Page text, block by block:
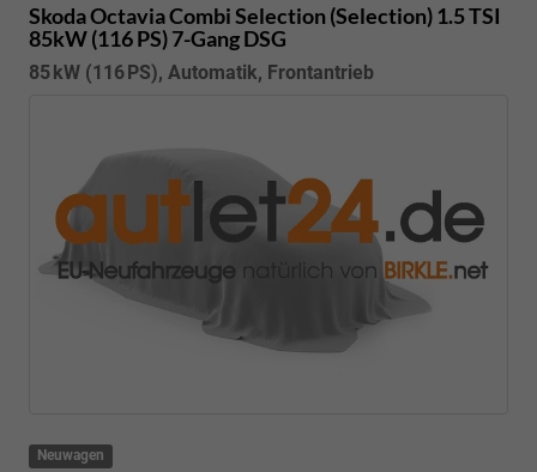
Skoda Octavia CombiSelection (Selection) 1.5 TSI
85kW (116 PS) 7-Gang DSG
85 kW (116 PS), Automatik, Frontantrieb
Neuwagen